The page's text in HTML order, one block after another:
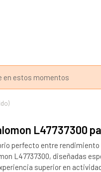
en estos momentos
L47737300
perfecto entre rendimiento
L47737300, diseñadas
superior en